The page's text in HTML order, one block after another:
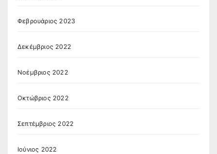
Φεβρουάριος 2023
Δεκέμβριος 2022
Νοέμβριος 2022
Οκτώβριος 2022
Σεπτέμβριος 2022
Ιούνιος 2022